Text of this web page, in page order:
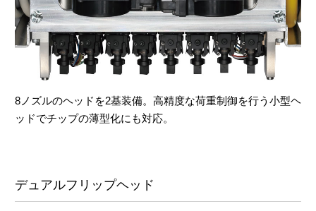
8ノズルのヘッドを2基装備。高精度な荷重制御を行う小型ヘ
ッドでチップの薄型化にも対応。
デュアルフリップヘッド